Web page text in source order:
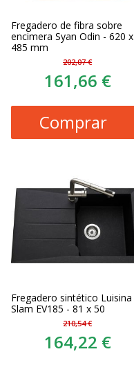
Fregadero de fibra sobre
encimera Syan Odin - 620 x
485 mm
202,07 €
161,66 €
Comprar
Fregadero sintético Luisina
Slam EV185 - 81 x 50
210,54 €
164,22 €